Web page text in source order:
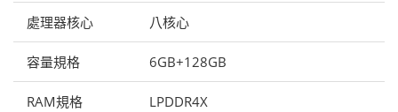
處理器核心 八核心
容量規格 6GB+128GB
RAM規格 LPDDR4X